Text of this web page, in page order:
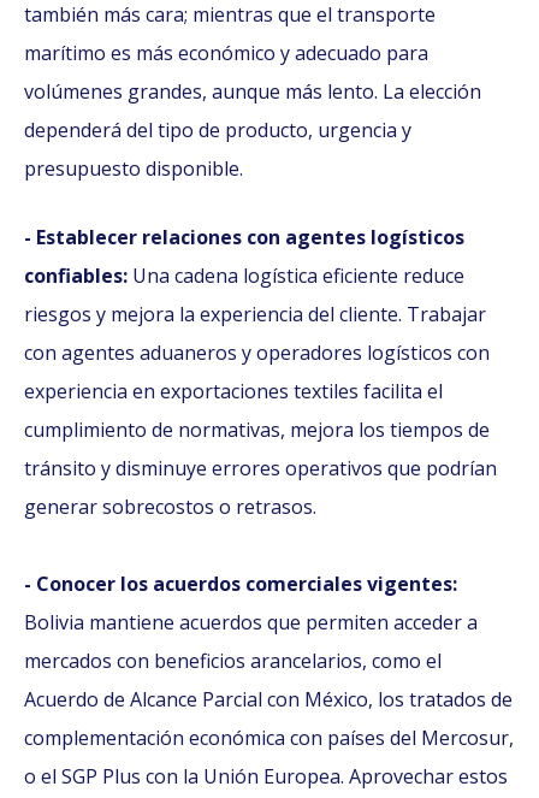
también más cara; mientras que el transporte
marítimo es más económico y adecuado para
volúmenes grandes, aunque más lento. La elección
dependerá del tipo de producto, urgencia y
presupuesto disponible.
- Establecer relaciones con agentes logísticos
confiables: Una cadena logística eficiente reduce
riesgos y mejora la experiencia del cliente. Trabajar
con agentes aduaneros y operadores logísticos con
experiencia en exportaciones textiles facilita el
cumplimiento de normativas, mejora los tiempos de
tránsito y disminuye errores operativos que podrían
generar sobrecostos o retrasos.
- Conocer los acuerdos comerciales vigentes:
Bolivia mantiene acuerdos que permiten acceder a
mercados con beneficios arancelarios, como el
Acuerdo de Alcance Parcial con México, los tratados de
complementación económica con países del Mercosur,
o el SGP Plus con la Unión Europea. Aprovechar estos